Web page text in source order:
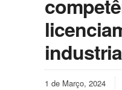
1 de Março, 2024